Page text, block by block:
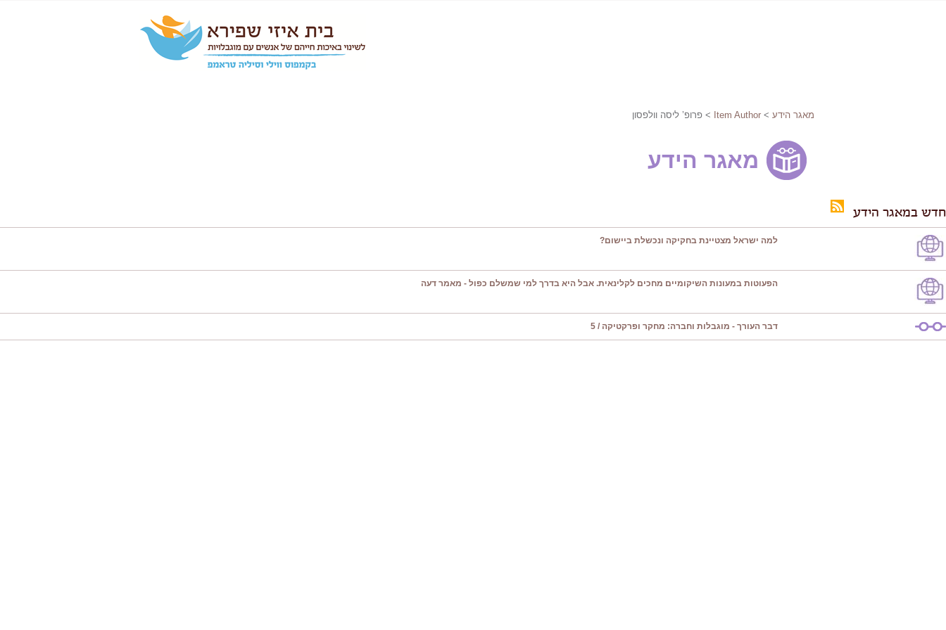
מאגר הידע >
Item Author > פרופ’ ליסה וולפסון
מאגר הידע
חדש במאגר הידע
למה ישראל מצטיינת בחקיקה ונכשלת ביישום?
הפעוטות במעונות השיקומיים מחכים לקלינאית. אבל היא בדרך למי שמשלם כפול - מאמר דעה
דבר העורך - מוגבלות וחברה: מחקר ופרקטיקה / 5